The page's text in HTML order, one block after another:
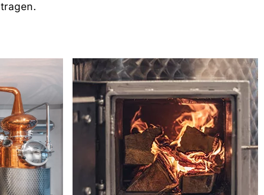
tragen.